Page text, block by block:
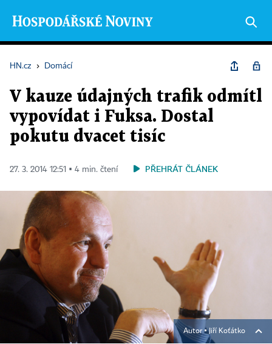
HN.cz › Domácí
V kauze údajných trafik odmítl
vypovídat i Fuksa. Dostal
pokutu dvacet tisíc
27. 3. 2014 12:51 ▪ 4 min. čtení PŘEHRÁT ČLÁNEK
Autor ▪ Jiří Koťátko